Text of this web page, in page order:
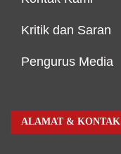
Kritik dan Saran
Pengurus Media
ALAMAT & KONTAK